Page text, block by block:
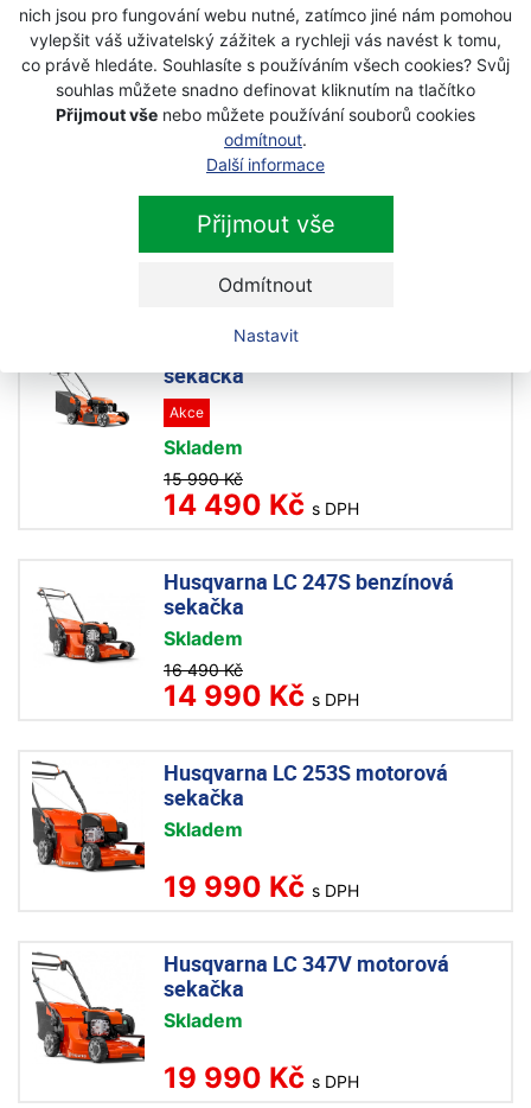
nich jsou pro fungování webu nutné, zatímco jiné nám pomohou
vylepšit váš uživatelský zážitek a rychleji vás navést k tomu,
co právě hledáte. Souhlasíte s používáním všech cookies? Svůj
souhlas můžete snadno definovat kliknutím na tlačítko
Přijmout vše nebo můžete používání souborů cookies
odmítnout.
Další informace
Přijmout vše
Odmítnout
Nastavit
pojezdem
Husqvarna LC 140SP benzínová
sekačka
Skladem
11 790 Kč
9 990 Kč s DPH
Husqvarna LC 151S benzínová
sekačka
Akce
Skladem
15 990 Kč
14 490 Kč s DPH
Husqvarna LC 247S benzínová
sekačka
Skladem
16 490 Kč
14 990 Kč s DPH
Husqvarna LC 253S motorová
sekačka
Skladem
19 990 Kč s DPH
Husqvarna LC 347V motorová
sekačka
Skladem
19 990 Kč s DPH